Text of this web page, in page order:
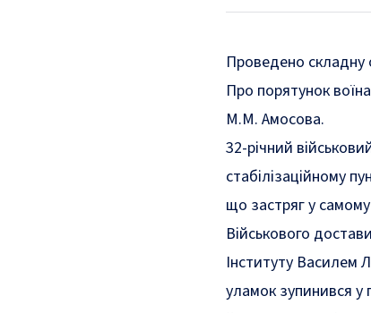
Проведено складну
Про порятунок
М.М. Амосова.
32-річний
стабілізаційному
що застряг у
Військового
Інституту Василем
уламок зупинився у